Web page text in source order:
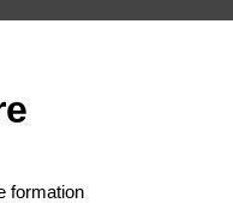
formation